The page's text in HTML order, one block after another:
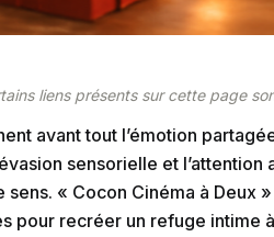
liens présents sur cette page
avant tout l’émotion
sensorielle et
« Cocon Cinéma à Deux
pour recréer un refuge intime